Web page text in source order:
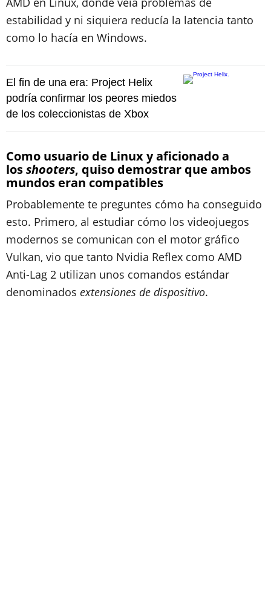
estabilidad y ni siquiera reducía la latencia tanto
como lo hacía en Windows.
El fin de una era: Project Helix
podría confirmar los peores miedos
de los coleccionistas de Xbox
Como usuario de Linux y aficionado a
losshooters, quiso demostrar que ambos
mundos eran compatibles
Probablemente te preguntes cómo ha conseguido
esto. Primero, al estudiar cómo los videojuegos
modernos se comunican con el motor gráfico
Vulkan, vio que tanto Nvidia Reflex como AMD
Anti-Lag 2 utilizan unos comandos estándar
denominados extensiones de dispositivo.